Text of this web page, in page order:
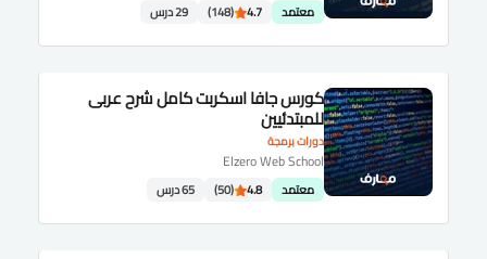
معتمد 4.7
(148) 29 درس
دورات برمجة
كورس جافا اسكربت كامل شرح عربى
للمبتدئيين
Elzero Web School
معتمد 4.8
(50) 65 درس